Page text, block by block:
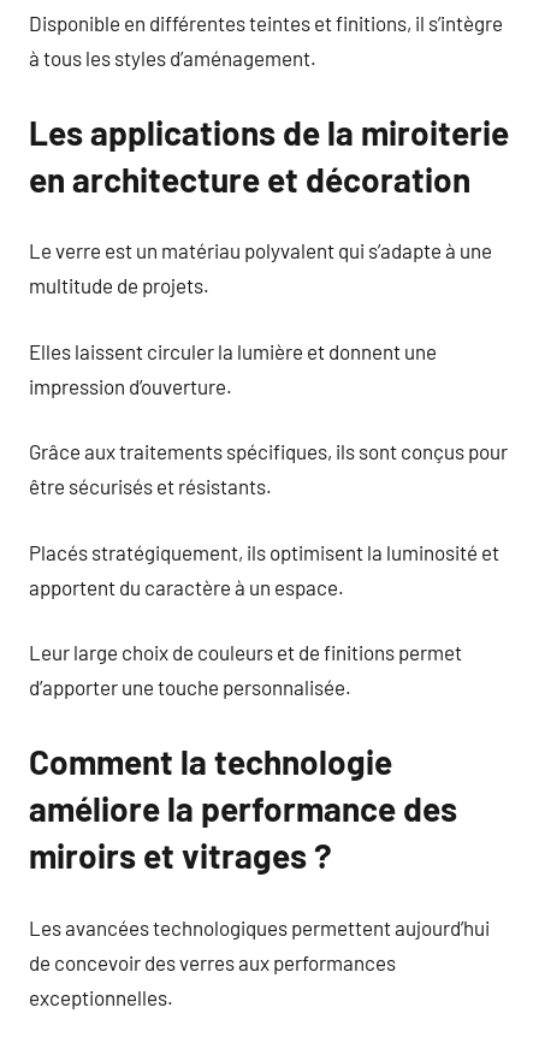
Disponible en différentes teintes et finitions, il s’intègre
à tous les styles d’aménagement.
Les applications de la miroiterie
en architecture et décoration
Le verre est un matériau polyvalent qui s’adapte à une
multitude de projets.
Elles laissent circuler la lumière et donnent une
impression d’ouverture.
Grâce aux traitements spécifiques, ils sont conçus pour
être sécurisés et résistants.
Placés stratégiquement, ils optimisent la luminosité et
apportent du caractère à un espace.
Leur large choix de couleurs et de finitions permet
d’apporter une touche personnalisée.
Comment la technologie
améliore la performance des
miroirs et vitrages ?
Les avancées technologiques permettent aujourd’hui
de concevoir des verres aux performances
exceptionnelles.